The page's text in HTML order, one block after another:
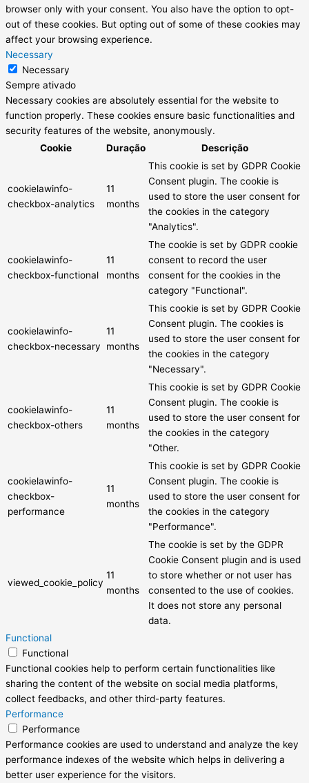
browser only with your consent. You also have the option to opt-
out of these cookies. But opting out of some of these cookies may
affect your browsing experience.
Necessary
Necessary
Sempre ativado
Necessary cookies are absolutely essential for the website to
function properly. These cookies ensure basic functionalities and
security features of the website, anonymously.
Cookie
Duração Descrição
cookielawinfo-
checkbox-analytics
11
months
This cookie is set by GDPR Cookie
Consent plugin. The cookie is
used to store the user consent for
the cookies in the category
"Analytics".
cookielawinfo-
checkbox-functional
11
months
The cookie is set by GDPR cookie
consent to record the user
consent for the cookies in the
category "Functional".
cookielawinfo-
checkbox-necessary
11
months
This cookie is set by GDPR Cookie
Consent plugin. The cookies is
used to store the user consent for
the cookies in the category
"Necessary".
cookielawinfo-
checkbox-others
11
months
This cookie is set by GDPR Cookie
Consent plugin. The cookie is
used to store the user consent for
the cookies in the category
"Other.
cookielawinfo-
checkbox-
performance
11
months
This cookie is set by GDPR Cookie
Consent plugin. The cookie is
used to store the user consent for
the cookies in the category
"Performance".
viewed_cookie_policy
11
months
The cookie is set by the GDPR
Cookie Consent plugin and is used
to store whether or not user has
consented to the use of cookies.
It does not store any personal
data.
Functional
Functional
Functional cookies help to perform certain functionalities like
sharing the content of the website on social media platforms,
collect feedbacks, and other third-party features.
Performance
Performance
Performance cookies are used to understand and analyze the key
performance indexes of the website which helps in delivering a
better user experience for the visitors.